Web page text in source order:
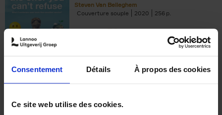
Consentement Détails À propos des cookies
Ce site web utilise des cookies.
Steven Van Belleghem
Couverture souple
2020 256
€37,50